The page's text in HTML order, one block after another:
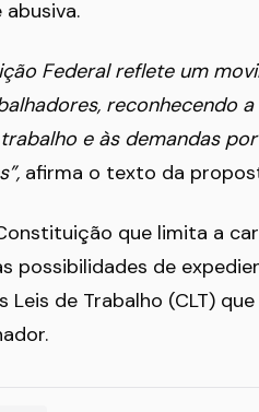
Federal reflete um
reconhecendo
e às demandas
afirma o texto da
que limita a
possibilidades de
Leis de Trabalho (CLT)